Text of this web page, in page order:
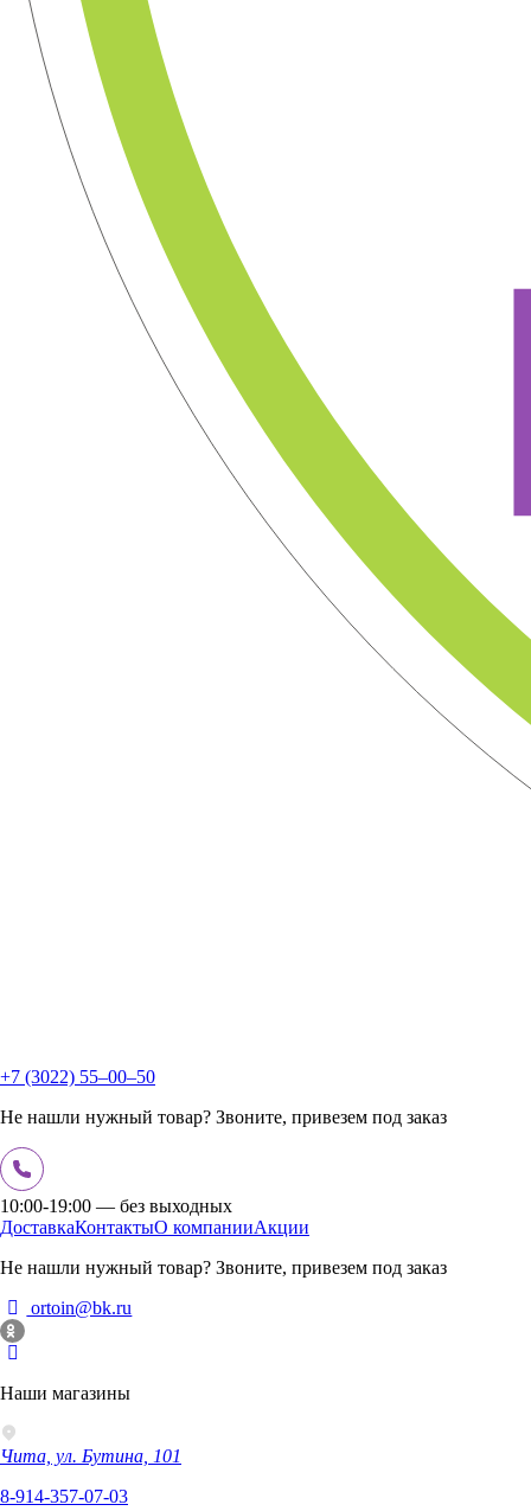
+7 (3022) 55‒00‒50
Не нашли нужный товар? Звоните, привезем под заказ
10:00-19:00 — без выходных
ДоставкаКонтактыО компанииАкции
Не нашли нужный товар? Звоните, привезем под заказ
ortoin@bk.ru
Наши магазины
Чита, ул. Бутина, 101
8-914-357-07-03